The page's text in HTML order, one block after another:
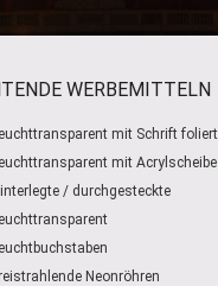
WERBEMITTELN
mit Schrift foliert
mit Acrylscheibe
/ durchgesteckte
Neonröhren